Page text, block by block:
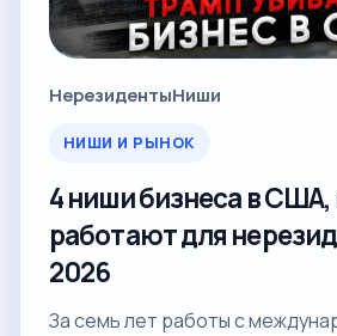
НерезидентыНиши
НИШИ И РЫНОК
4 ниши бизнеса в
работают для
2026
За семь лет работы с